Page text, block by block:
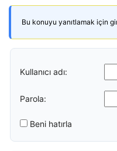
Bu konuyu yanıtlamak için
Kullanıcı adı:
Parola:
Beni hatırla